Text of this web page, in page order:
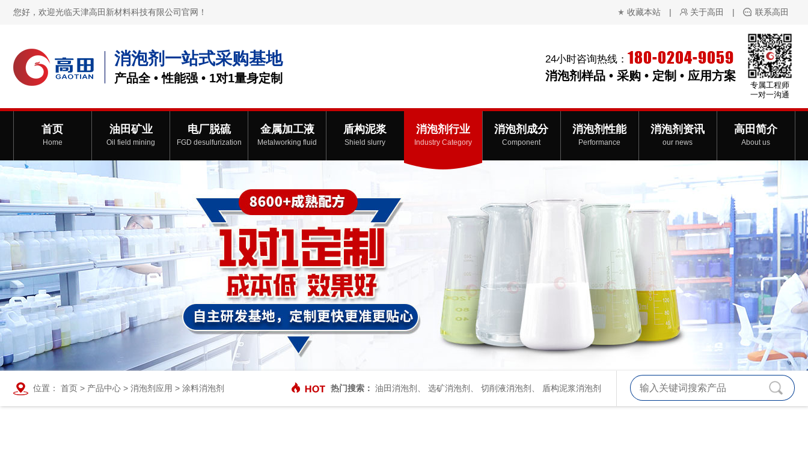
您好，欢迎光临天津高田新材料科技有限公司官网！ 收藏本站 | 关于高田 | 联系高田
消泡剂一站式采购基地
产品全 • 性能强 • 1对1量身定制
24小时咨询热线： 180-0204-9059
消泡剂样品 • 采购 • 定制 • 应用方案
专属工程师
一对一沟通
首页
Home
油田矿业
Oil field mining
电厂脱硫
FGD desulfurization
金属加工液
Metalworking fluid
盾构泥浆
Shield slurry
消泡剂行业
Industry Category
消泡剂成分
Component
消泡剂性能
Performance
消泡剂资讯
our news
高田简介
About us
位置： 首页 > 产品中心 > 消泡剂应用 > 涂料消泡剂 热门搜索： 油田消泡剂 选矿消泡剂 切削液消泡剂 盾构泥浆消泡剂